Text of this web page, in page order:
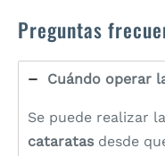
Preguntas
Cuándo operar
Se puede realizar la
cataratasdesde